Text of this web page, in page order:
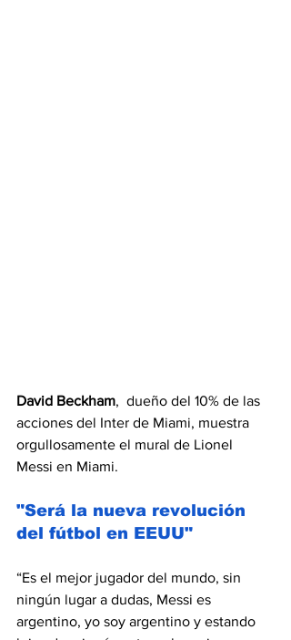
David Beckham,  dueño del 10% de las
acciones del Inter de Miami, muestra
orgullosamente el mural de Lionel
Messi en Miami.
"Será la nueva revolución
del fútbol en EEUU"
“Es el mejor jugador del mundo, sin
ningún lugar a dudas, Messi es
argentino, yo soy argentino y estando